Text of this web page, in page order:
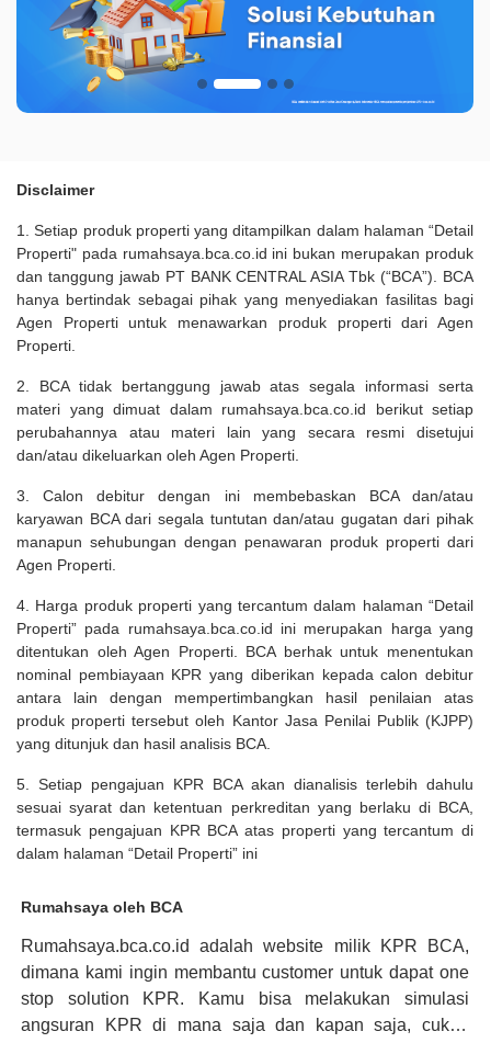
Disclaimer
1. Setiap produk properti yang ditampilkan dalam halaman “Detail
Properti" pada rumahsaya.bca.co.id ini bukan merupakan produk
dan tanggung jawab PT BANK CENTRAL ASIA Tbk (“BCA”). BCA
hanya bertindak sebagai pihak yang menyediakan fasilitas bagi
Agen Properti untuk menawarkan produk properti dari Agen
Properti.
2. BCA tidak bertanggung jawab atas segala informasi serta
materi yang dimuat dalam rumahsaya.bca.co.id berikut setiap
perubahannya atau materi lain yang secara resmi disetujui
dan/atau dikeluarkan oleh Agen Properti.
3. Calon debitur dengan ini membebaskan BCA dan/atau
karyawan BCA dari segala tuntutan dan/atau gugatan dari pihak
manapun sehubungan dengan penawaran produk properti dari
Agen Properti.
4. Harga produk properti yang tercantum dalam halaman “Detail
Properti” pada rumahsaya.bca.co.id ini merupakan harga yang
ditentukan oleh Agen Properti. BCA berhak untuk menentukan
nominal pembiayaan KPR yang diberikan kepada calon debitur
antara lain dengan mempertimbangkan hasil penilaian atas
produk properti tersebut oleh Kantor Jasa Penilai Publik (KJPP)
yang ditunjuk dan hasil analisis BCA.
5. Setiap pengajuan KPR BCA akan dianalisis terlebih dahulu
sesuai syarat dan ketentuan perkreditan yang berlaku di BCA,
termasuk pengajuan KPR BCA atas properti yang tercantum di
dalam halaman “Detail Properti” ini
Rumahsaya oleh BCA
Rumahsaya.bca.co.id adalah website milik KPR BCA,
dimana kami ingin membantu customer untuk dapat one
stop solution KPR. Kamu bisa melakukan simulasi
angsuran KPR di mana saja dan kapan saja, cukup